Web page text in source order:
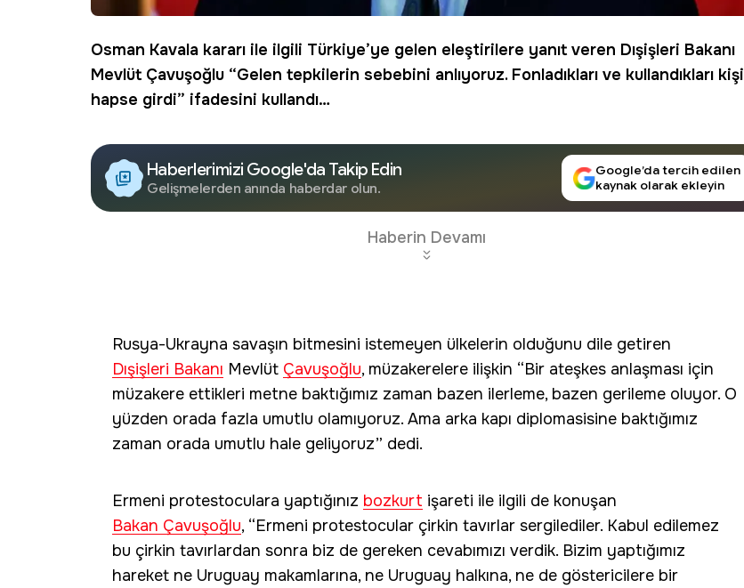
Osman Kavala kararı ile ilgili Türkiye’ye gelen eleştirilere yanıt veren Dışişleri Bakanı
Mevlüt Çavuşoğlu “Gelen tepkilerin sebebini anlıyoruz. Fonladıkları ve kullandıkları kişi
hapse girdi” ifadesini kullandı…
Haberlerimizi Google'da Takip Edin
Gelişmelerden anında haberdar olun.
Google’da tercih edilen
kaynak olarak ekleyin
Haberin Devamı
Rusya-Ukrayna savaşın bitmesini istemeyen ülkelerin olduğunu dile getiren
Dışişleri Bakanı Mevlüt Çavuşoğlu, müzakerelere ilişkin “Bir ateşkes anlaşması için
müzakere ettikleri metne baktığımız zaman bazen ilerleme, bazen gerileme oluyor. O
yüzden orada fazla umutlu olamıyoruz. Ama arka kapı diplomasisine baktığımız
zaman orada umutlu hale geliyoruz” dedi.
Ermeni protestoculara yaptığınız bozkurt işareti ile ilgili de konuşan
Bakan Çavuşoğlu, “Ermeni protestocular çirkin tavırlar sergilediler. Kabul edilemez
bu çirkin tavırlardan sonra biz de gereken cevabımızı verdik. Bizim yaptığımız
hareket ne Uruguay makamlarına, ne Uruguay halkına, ne de göstericilere bir